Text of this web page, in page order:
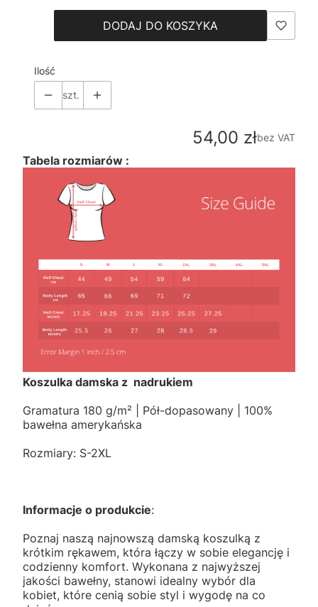
DODAJ DO KOSZYKA
Ilość
szt.
Cena
54,00 złbez VAT
Tabela rozmiarów :
Koszulka damska z nadrukiem
Gramatura 180 g/m² | Pół-dopasowany | 100%
bawełna amerykańska
Rozmiary: S-2XL
Informacje o produkcie:
Poznaj naszą najnowszą damską koszulką z
krótkim rękawem, która łączy w sobie elegancję i
codzienny komfort. Wykonana z najwyższej
jakości bawełny, stanowi idealny wybór dla
kobiet, które cenią sobie styl i wygodę na co